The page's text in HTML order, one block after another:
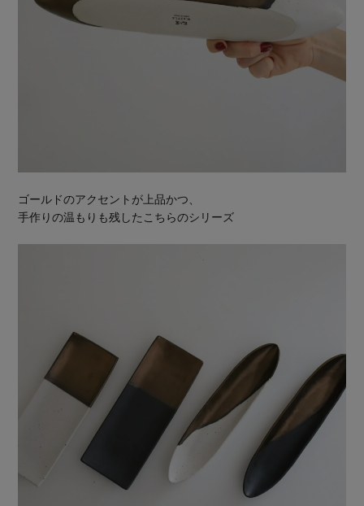
ゴールドのアクセントが上品かつ、
手作りの温もりも残したこちらのシリーズ